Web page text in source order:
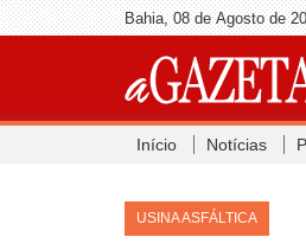
Bahia, 08 de Agosto de
Início Notícias
USINA ASFÁLTICA